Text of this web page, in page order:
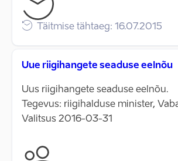
Täitmise tähtaeg: 16.07.2015
Uue riigihangete seaduse eelnõu
Uus riigihangete seaduse eelnõu.
Tegevus: riigihalduse minister,
Valitsus 2016-03-31